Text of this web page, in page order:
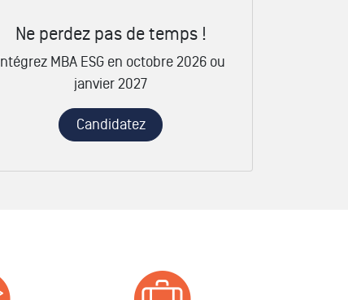
Ne perdez pas de temps !
Intégrez MBA ESG en octobre 2026 ou
janvier 2027
Candidatez